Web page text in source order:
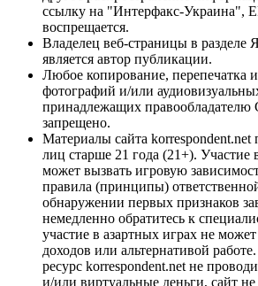
ссылку на "Интерфакс-Украина",
воспрещается.
Владелец веб-страницы в разделе
является автор публикации.
Любое копирование, перепечатка
фотографий и/или
принадлежащих правообладателю
запрещено.
Материалы сайта korrespondent.net
лиц старше 21 года (21+). Участие
может вызвать игровую
правила (принципы)
обнаружении первых признаков
немедленно обратитесь к
участие в азартных играх не
доходов или альтернативой
ресурс korrespondent.net не
и/или виртуальные деньги, сайт